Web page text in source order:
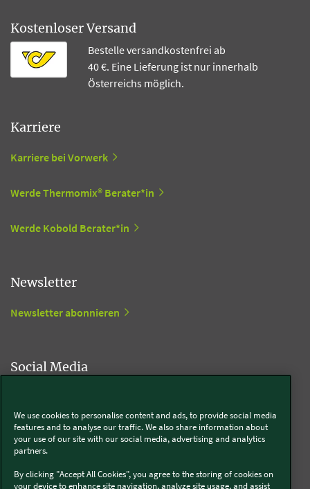
Kostenloser Versand
Bestelle versandkostenfrei ab
40 €. Eine Lieferung ist nur innerhalb
Österreichs möglich.
Karriere
Karriere bei Vorwerk
Werde Thermomix® Berater*in
Werde Kobold Berater*in
Newsletter
Newsletter abonnieren
Social Media
Thermomix®
We use cookies to personalise content and ads, to provide social media
features and to analyse our traffic. We also share information about
your use of our site with our social media, advertising and analytics
partners.
By clicking "Accept All Cookies", you agree to the storing of cookies on
your device to enhance site navigation, analyze site usage, and assist